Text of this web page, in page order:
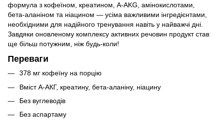
формула з кофеїном, креатином, A-AKG, амінокислотами,
бета-аланіном та ніацином — усіма важливими інгредієнтами,
необхідними для надійного тренування навіть у найважчі дні.
Завдяки оновленому комплексу активних речовин продукт став
ще більш потужним, ніж будь-коли!
Переваги
378 мг кофеїну на порцію
Вміст А-АКГ, креатину, бета-аланіну, ніацину
Без вуглеводів
Без аспартаму